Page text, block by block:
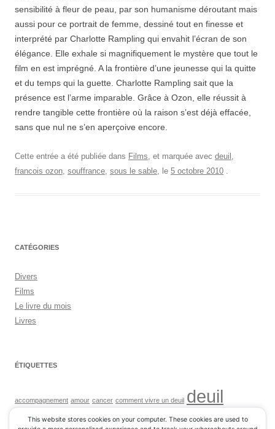
sensibilité à fleur de peau, par son humanisme déroutant mais
aussi pour ce portrait de femme, dessiné tout en finesse et
interprété par Charlotte Rampling qui envahit l’écran de son
élégance. Elle exhale si magnifiquement le mystère que tout le
film en est imprégné. A la frontière d’une jeunesse qui la quitte
et du temps qui la guette. Charlotte Rampling sait que la
présence est l’arme imparable. Grâce à Ozon, elle réussit à
rendre tangible cette frontière où la raison s’est déjà effacée,
sans que nul ne s’en aperçoive encore.
Cette entrée a été publiée dans Films, et marquée avec deuil ,
francois ozon, souffrance, sous le sable, le 5 octobre 2010 .
CATÉGORIES
Divers
Films
Le livre du mois
Livres
ÉTIQUETTES
accompagnement amour cancer comment vivre un deuil deuil
francois ozon maladie mort perte d'un proche souffrance
This website stores cookies on your computer. These cookies are used to